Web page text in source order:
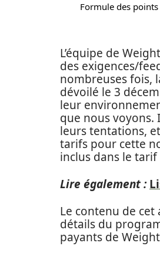
Formule des
L’équipe de
des exigences/
nombreuses fois,
dévoilé le 3
leur
que nous voyons.
leurs tentations,
tarifs pour cette
inclus dans le
Lire également :
Le contenu de
détails du
payants de